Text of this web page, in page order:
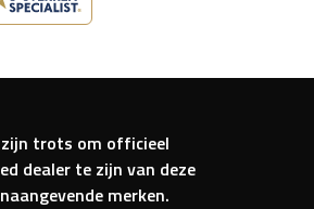
trots om officieel
dealer te zijn van deze
merken.